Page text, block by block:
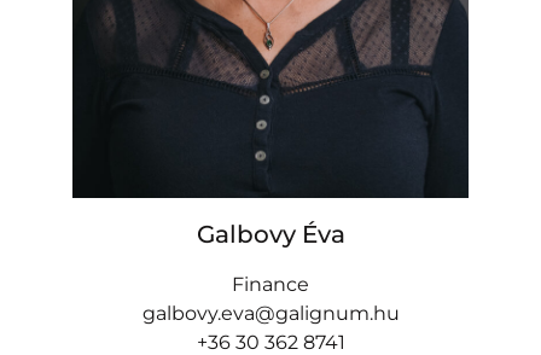
Galbovy Éva
Finance
galbovy.eva@galignum.hu
+36 30 362 8741